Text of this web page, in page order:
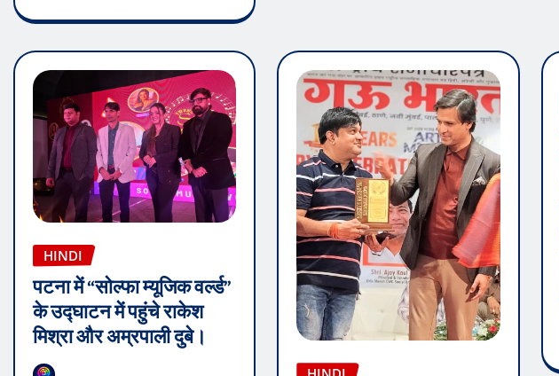
HINDI
पटना में “सोल्फा म्यूजिक वर्ल्ड”
के उद्घाटन में पहुंचे राकेश
मिश्रा और अम्रपाली दुबे।